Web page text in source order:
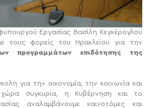
Εργασίας Βασίλη Κεγκέρογλου
τους φορείς του Ηρακλείου για την
προγραμμάτων επιδότησης της
για την οικονομία, την κοινωνία και
συγκυρία, η Κυβέρνηση και το
αναλαμβάνουμε καινοτόμες και